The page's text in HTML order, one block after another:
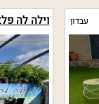
עבדון וילה לה